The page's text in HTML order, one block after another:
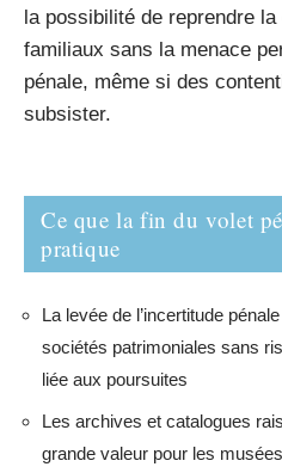
la possibilité de reprendre
familiaux sans la menace
pénale, même si des
subsister.
Ce que la fin du volet
pratique
La levée de l’incertitude
sociétés patrimoniales sans
liée aux poursuites
Les archives et catalogues
grande valeur pour les